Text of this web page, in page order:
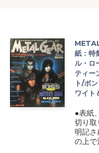
紙：特
ル・ロ
ティー
ト/ボ
ワイト
●表紙
切り取
明記
の上で